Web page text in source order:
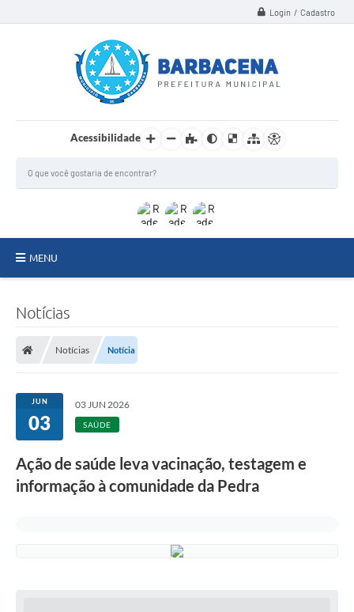
Login / Cadastro
Acessibilidade
MENU
Meio Ambiente
Ouvidoria
Serviços
Notícias
Notícias Notícia
JUN
03
03 JUN 2026
SAÚDE
Ação de saúde leva vacinação, testagem e
informação à comunidade da Pedra